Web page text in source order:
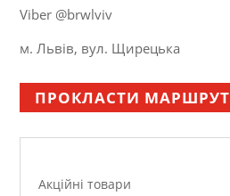
Viber @brwlviv
м. Львів, вул. Щирецька
ПРОКЛАСТИ МАРШРУТ
Акційні товари